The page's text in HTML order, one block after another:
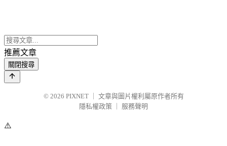
推薦文章
關閉搜尋
© 2026 PIXNET
文章與圖片權利屬原作者所有
隱私權政策
服務聲明
⚠️